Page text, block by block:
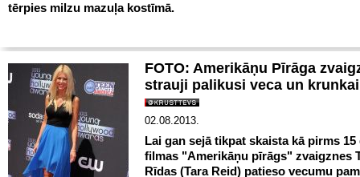
tērpies milzu mazuļa kostīmā.
FOTO: Amerikāņu Pīrāga
strauji palikusi veca un
02.08.2013.
Lai gan sejā tikpat skaista kā pirms 15
filmas "Amerikāņu pīrāgs" zvaigznes
Rīdas (Tara Reid) patieso vecumu